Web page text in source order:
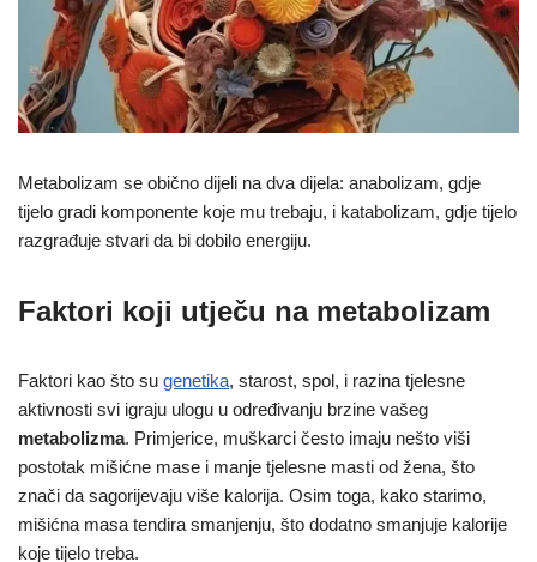
Metabolizam se obično dijeli na dva dijela: anabolizam, gdje
tijelo gradi komponente koje mu trebaju, i katabolizam, gdje tijelo
razgrađuje stvari da bi dobilo energiju.
Faktori koji utječu na metabolizam
Faktori kao što su genetika, starost, spol, i razina tjelesne
aktivnosti svi igraju ulogu u određivanju brzine vašeg
metabolizma. Primjerice, muškarci često imaju nešto viši
postotak mišićne mase i manje tjelesne masti od žena, što
znači da sagorijevaju više kalorija. Osim toga, kako starimo,
mišićna masa tendira smanjenju, što dodatno smanjuje kalorije
koje tijelo treba.